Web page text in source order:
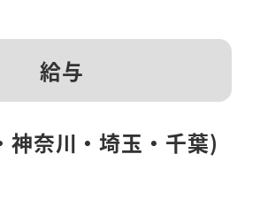
給与
神奈川・埼玉・千葉)